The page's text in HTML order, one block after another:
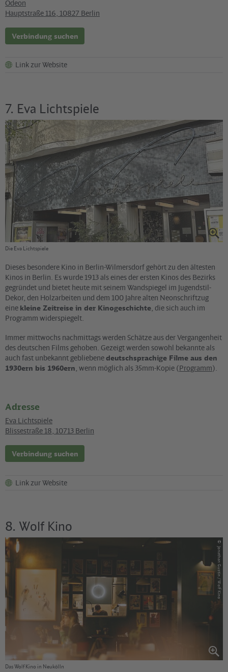
Odeon
Hauptstraße 116 10827 Berlin
Verbindung suchen
Link zur Website
7. Eva Lichtspiele
©
Jens Wiesner
Die Eva Lichtspiele
Dieses besondere Kino in Berlin-Wilmersdorf gehört zu den ältesten
Kinos in Berlin. Es wurde 1913 als eines der ersten Kinos des Bezirks
gegründet und bietet heute mit seinem Wandspiegel im Jugendstil-
Dekor, den Holzarbeiten und dem 100 Jahre alten Neonschriftzug
eine kleine Zeitreise in der Kinogeschichte , die sich auch im
Programm widerspiegelt.
Immer mittwochs nachmittags werden Schätze aus der Vergangenheit
des deutschen Films gehoben. Gezeigt werden sowohl bekannte als
auch fast unbekannt gebliebenedeutschsprachige Filme aus den
1930ern bis 1960ern , wenn möglich als 35mm-Kopie (Programm).
Adresse
Eva Lichtspiele
Blissestraße 18 10713 Berlin
Verbindung suchen
Link zur Website
8. Wolf Kino
©
Jonathan Gustin / Wolf Kino
Das Wolf Kino in Neukölln